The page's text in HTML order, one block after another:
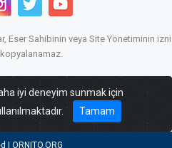
Eser Sahibinin veya Site Yönetiminin izni
iyi deneyim sunmak için
Tamam
| ORNITO.ORG